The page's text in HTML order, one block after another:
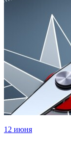
12 июня